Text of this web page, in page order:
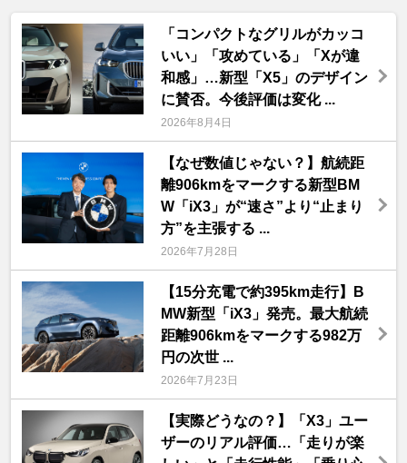
「コンパクトなグリルがカッコ
いい」「攻めている」「Xが違
和感」…新型「X5」のデザイン
に賛否。今後評価は変化 ...
2026年8月4日
【なぜ数値じゃない？】航続距
離906kmをマークする新型BM
W「iX3」が“速さ”より“止まり
方”を主張する ...
2026年7月28日
【15分充電で約395km走行】B
MW新型「iX3」発売。最大航続
距離906kmをマークする982万
円の次世 ...
2026年7月23日
【実際どうなの？】「X3」ユー
ザーのリアル評価…「走りが楽